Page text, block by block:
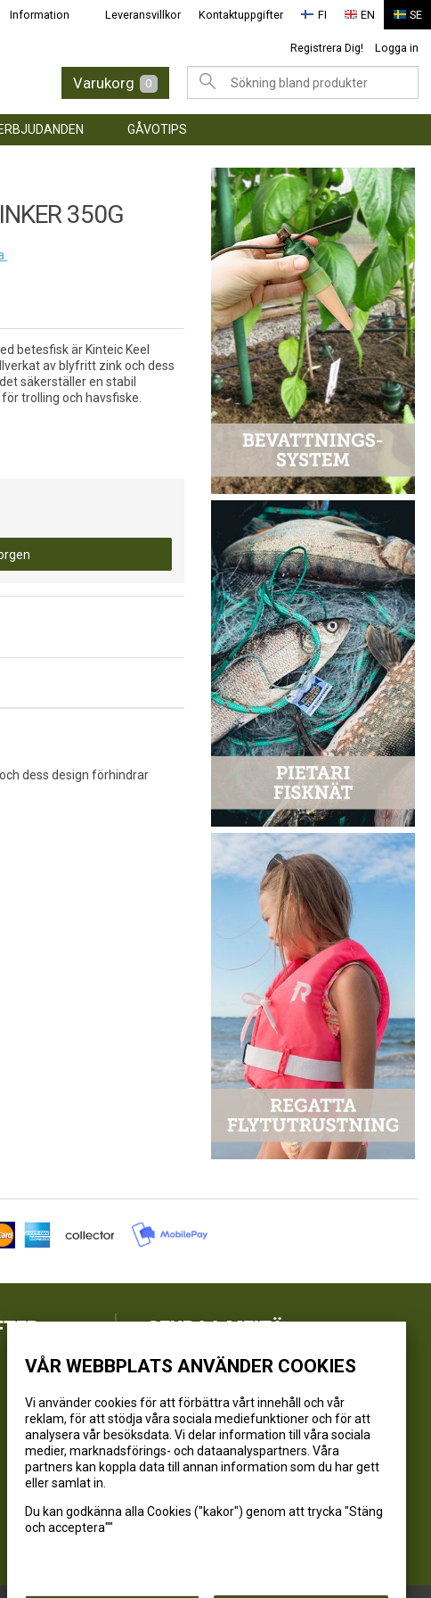
VÅR WEBBPLATS ANVÄNDER COOKIES
Vi använder cookies för att förbättra vårt innehåll och vår
reklam, för att stödja våra sociala mediefunktioner och för att
analysera vår besöksdata. Vi delar information till våra sociala
medier, marknadsförings- och dataanalyspartners. Våra
partners kan koppla data till annan information som du har gett
eller samlat in.
Du kan godkänna alla Cookies ("kakor") genom att trycka "Stäng
och acceptera""
FI EN SE
Information Leveransvillkor Kontaktuppgifter
Registrera Dig! Logga in
Varukorg 0
ERBJUDANDEN GÅVOTIPS
350G
betesfisk är Kinteic Keel
av blyfritt zink och dess
säkerställer en stabil
trolling och havsfiske.
dess design förhindrar
SEURAA MEITÄ
@kivikangaskalastus
@kivikangaskasvihuoneet
@kivikangas_kalastus
@kivikangaskasvihuoneet
Kivikangas Oy